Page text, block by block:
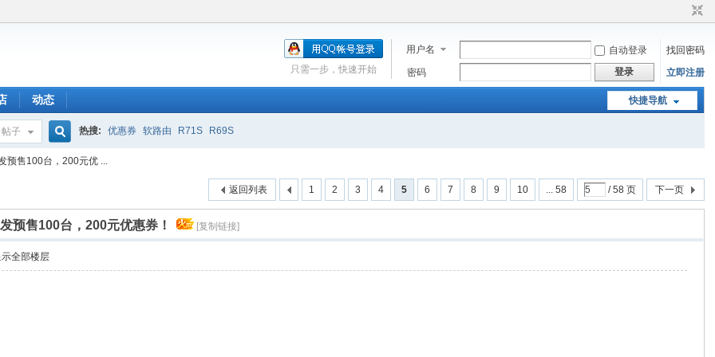
用户名 自动登录
找回密码
密码
登录 立即注册
只需一步，快速开始
快捷导航
动态
帖子
搜
索
热搜: 优惠券 软路由 R71S R69S
预售100台，200元优 ...
1 2 3 4 5 6 7 8 9 10 ... 58 / 58 页 下一页
返回列表
预售100台，200元优惠券！ [复制链接]
示全部楼层